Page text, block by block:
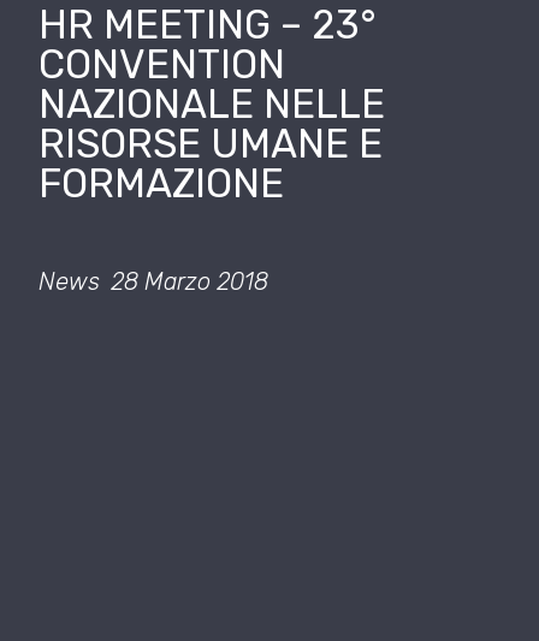
HR MEETING – 23°
CONVENTION
NAZIONALE NELLE
RISORSE UMANE E
FORMAZIONE
News 28 Marzo 2018